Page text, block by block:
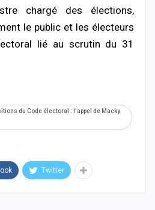
chargé des élections,
le public et les électeurs
lié au scrutin du 31
du Code électoral : l’appel de Macky
Twitter